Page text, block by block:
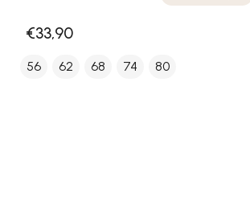
€33,90
56 62 68 74 80